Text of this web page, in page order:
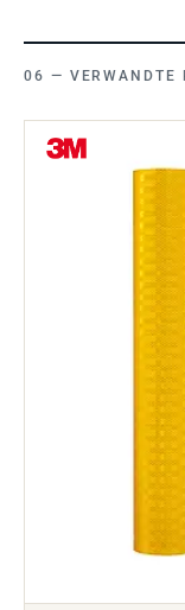
VERWANDTE